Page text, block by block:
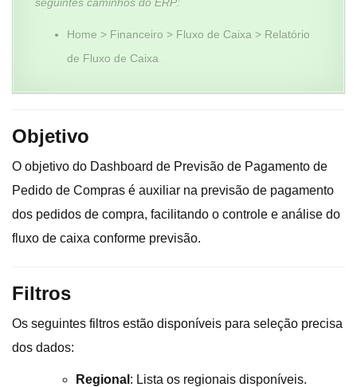
Home > Financeiro > Fluxo de Caixa > Relatório
de Fluxo de Caixa
Objetivo
O objetivo do Dashboard de Previsão de Pagamento de
Pedido de Compras é auxiliar na previsão de pagamento
dos pedidos de compra, facilitando o controle e análise do
fluxo de caixa conforme previsão.
Filtros
Os seguintes filtros estão disponíveis para seleção precisa
dos dados:
Regional : Lista os regionais disponíveis.